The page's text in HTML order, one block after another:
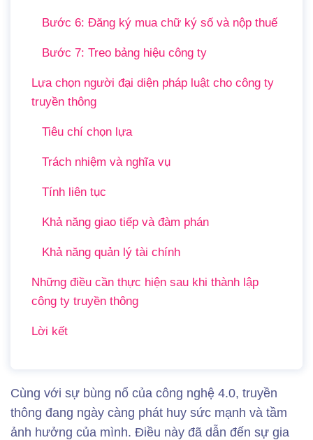
Bước 6: Đăng ký mua chữ ký số và nộp thuế
Bước 7: Treo bảng hiệu công ty
Lựa chọn người đại diện pháp luật cho công ty
truyền thông
Tiêu chí chọn lựa
Trách nhiệm và nghĩa vụ
Tính liên tục
Khả năng giao tiếp và đàm phán
Khả năng quản lý tài chính
Những điều cần thực hiện sau khi thành lập
công ty truyền thông
Lời kết
Cùng với sự bùng nổ của công nghệ 4.0, truyền
thông đang ngày càng phát huy sức mạnh và tầm
ảnh hưởng của mình. Điều này đã dẫn đến sự gia